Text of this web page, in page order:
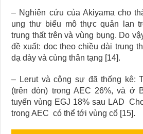
– Nghiên cứu của Akiyama cho
ung thư biểu mô thực quản lan
trung thất trên và vùng bụng. Do
đề xuất: doc theo chiều dài trung
dạ dày và cùng thân tạng [14].
– Lerut và cộng sự đã thống kê:
(trên đòn) trong AEC 26%, và ở
tuyến vùng EGJ 18% sau LAD
trong AEC có thể tới vùng cổ [15].